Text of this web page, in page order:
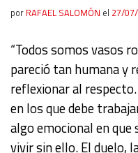
por RAFAEL SALOMÓN el 27/
“Todos somos vasos
pareció tan humana y
reflexionar al
en los que debe
algo emocional en que
vivir sin ello. El duelo,